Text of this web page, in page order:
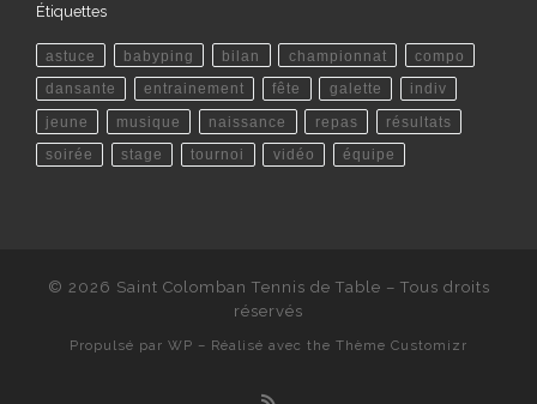
Étiquettes
astuce babyping bilan championnat compo
dansante entrainement fête galette indiv
jeune musique naissance repas résultats
soirée stage tournoi vidéo équipe
© 2026 Saint Colomban Tennis de Table – Tous droits
réservés
Propulsé par WP – Réalisé avec the Thème Customizr